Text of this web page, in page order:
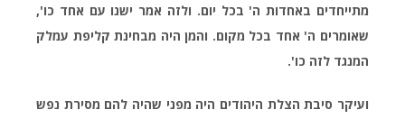
מתייחדים באחדות ה' בכל יום. ולזה אמר ישנו עם אחד כו',
שאומרים ה' אחד בכל מקום. והמן היה מבחינת קליפת עמלק
המנגד לזה כו'.
ועיקר סיבת הצלת היהודים היה מפני שהיה להם מסירת נפש